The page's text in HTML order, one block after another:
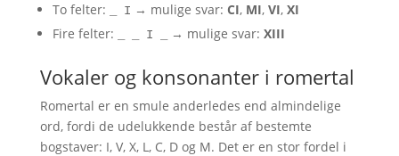
To felter: _ I → mulige svar: CI, MI, VI, XI
Fire felter:
_ _ I _ → mulige svar: XIII
Vokaler og konsonanter i romertal
Romertal er en smule anderledes end almindelige
ord, fordi de udelukkende består af bestemte
bogstaver: I, V, X, L, C, D og M. Det er en stor fordel i